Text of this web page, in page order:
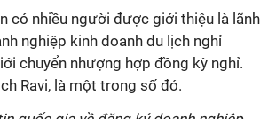
có nhiều người được giới thiệu là lãnh
nghiệp kinh doanh du lịch nghỉ
chuyển nhượng hợp đồng kỳ nghỉ.
Ravi, là một trong số đó.